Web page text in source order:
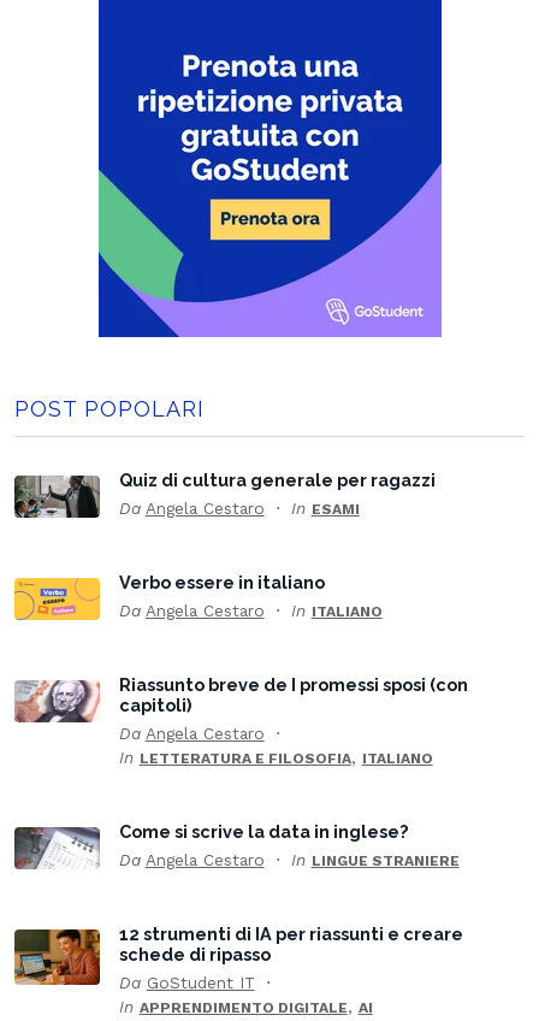
POST POPOLARI
Quiz di cultura generale per ragazzi
Da Angela Cestaro In ESAMI
Verbo essere in italiano
Da Angela Cestaro In ITALIANO
Riassunto breve de I promessi sposi (con
capitoli)
Da Angela Cestaro
In LETTERATURA E FILOSOFIA, ITALIANO
Come si scrive la data in inglese?
Da Angela Cestaro In LINGUE STRANIERE
12 strumenti di IA per riassunti e creare
schede di ripasso
Da GoStudent IT
In APPRENDIMENTO DIGITALE, AI